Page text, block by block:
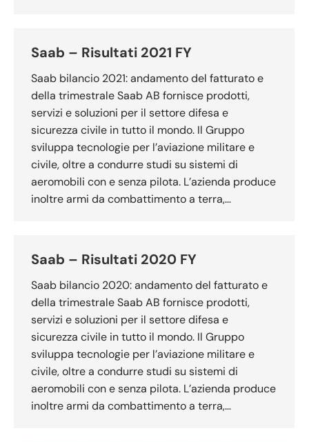
Saab – Risultati 2021 FY
Saab bilancio 2021: andamento del fatturato e
della trimestrale Saab AB fornisce prodotti,
servizi e soluzioni per il settore difesa e
sicurezza civile in tutto il mondo. Il Gruppo
sviluppa tecnologie per l’aviazione militare e
civile, oltre a condurre studi su sistemi di
aeromobili con e senza pilota. L’azienda produce
inoltre armi da combattimento a terra,…
Saab – Risultati 2020 FY
Saab bilancio 2020: andamento del fatturato e
della trimestrale Saab AB fornisce prodotti,
servizi e soluzioni per il settore difesa e
sicurezza civile in tutto il mondo. Il Gruppo
sviluppa tecnologie per l’aviazione militare e
civile, oltre a condurre studi su sistemi di
aeromobili con e senza pilota. L’azienda produce
inoltre armi da combattimento a terra,…